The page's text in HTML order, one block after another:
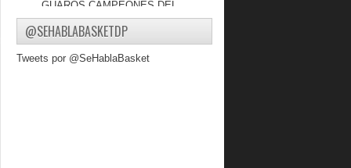
GUAROS CAMPEONES DEL
MUNDO
Broncos ganó en el Domo
@SEHABLABASKETDP
Tweets por @SeHablaBasket